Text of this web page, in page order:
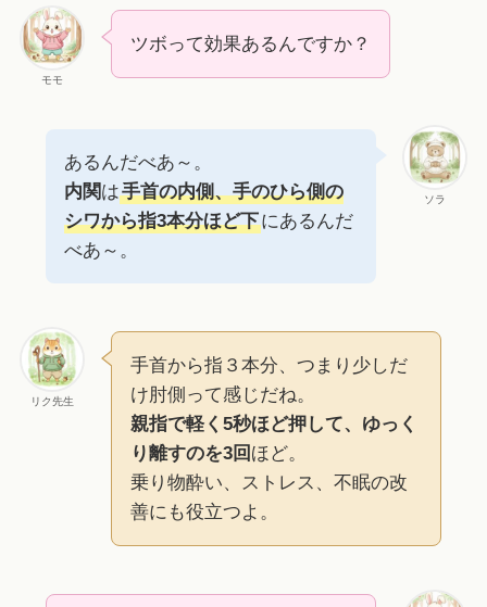
モモ
ツボって効果あるんですか？
ソラ
あるんだべあ～。
内関は手首の内側、手のひら側の
シワから指3本分ほど下にあるんだ
べあ～。
リク先生
手首から指３本分、つまり少しだ
け肘側って感じだね。
親指で軽く5秒ほど押して、ゆっく
り離すのを3回 ほど。
乗り物酔い、ストレス、不眠の改
善にも役立つよ。